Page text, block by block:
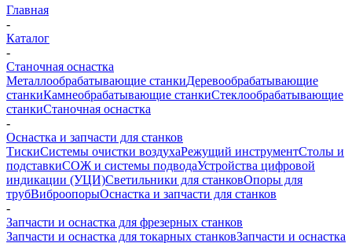
Главная
-
Каталог
-
Станочная оснастка
Металлообрабатывающие станкиДеревообрабатывающие
станкиКамнеобрабатывающие станкиСтеклообрабатывающие
станкиСтаночная оснастка
-
Оснастка и запчасти для станков
ТискиСистемы очистки воздухаРежущий инструментСтолы и
подставкиСОЖ и системы подводаУстройства цифровой
индикации (УЦИ)Светильники для станковОпоры для
трубВиброопорыОснастка и запчасти для станков
-
Запчасти и оснастка для фрезерных станков
Запчасти и оснастка для токарных станковЗапчасти и оснастка